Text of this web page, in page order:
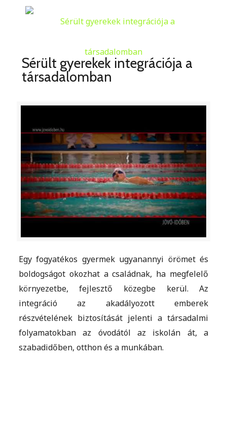
Sérült gyerekek integrációja a
társadalomban
Egy fogyatékos gyermek ugyanannyi örömet és
boldogságot okozhat a családnak, ha megfelelő
környezetbe, fejlesztő közegbe kerül. Az
integráció az akadályozott emberek
részvételének biztosítását jelenti a társadalmi
folyamatokban az óvodától az iskolán át, a
szabadidőben, otthon és a munkában.